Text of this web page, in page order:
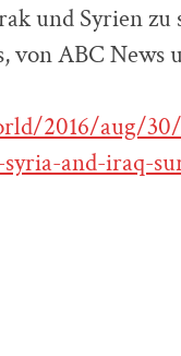
und Syrien
von ABC News
2016/aug/
and-iraq-